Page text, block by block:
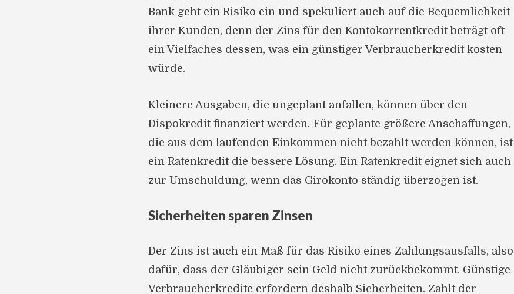
Bank geht ein Risiko ein und spekuliert auch auf die Bequemlichkeit
ihrer Kunden, denn der Zins für den Kontokorrentkredit beträgt oft
ein Vielfaches dessen, was ein günstiger Verbraucherkredit kosten
würde.
Kleinere Ausgaben, die ungeplant anfallen, können über den
Dispokredit finanziert werden. Für geplante größere Anschaffungen,
die aus dem laufenden Einkommen nicht bezahlt werden können, ist
ein Ratenkredit die bessere Lösung. Ein Ratenkredit eignet sich auch
zur Umschuldung, wenn das Girokonto ständig überzogen ist.
Sicherheiten sparen Zinsen
Der Zins ist auch ein Maß für das Risiko eines Zahlungsausfalls, also
dafür, dass der Gläubiger sein Geld nicht zurückbekommt. Günstige
Verbraucherkredite erfordern deshalb Sicherheiten. Zahlt der